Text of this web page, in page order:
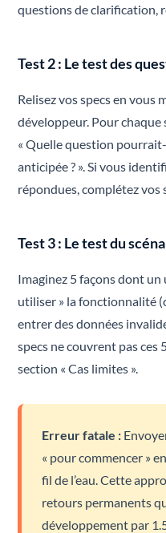
questions de clarification,
Test 2 : Le test des
Relisez vos specs en vous
développeur. Pour chaque
« Quelle question pourrait-
anticipée ? ». Si vous
répondues, complétez vos
Test 3 : Le test du
Imaginez 5 façons dont
utiliser » la fonctionnalité
entrer des données
specs ne couvrent pas ces
section « Cas limites ».
Erreur fatale :
« pour commencer »
fil de l’eau. Cette
retours permanents
développement par